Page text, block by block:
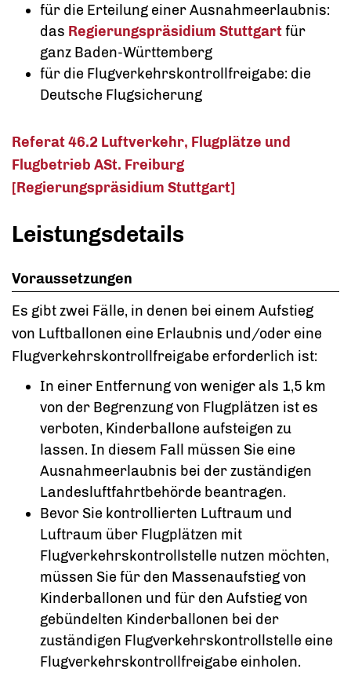
für die Erteilung einer Ausnahmeerlaubnis:
das Regierungspräsidium Stuttgartfür
ganz Baden-Württemberg
für die Flugverkehrskontrollfreigabe: die
Deutsche Flugsicherung
Referat 46.2 Luftverkehr, Flugplätze und
Flugbetrieb ASt. Freiburg
[Regierungspräsidium Stuttgart]
Leistungsdetails
Voraussetzungen
Es gibt zwei Fälle, in denen bei einem Aufstieg
von Luftballonen eine Erlaubnis und/oder eine
Flugverkehrskontrollfreigabe erforderlich ist:
In einer Entfernung von weniger als 1,5 km
von der Begrenzung von Flugplätzen ist es
verboten, Kinderballone aufsteigen zu
lassen. In diesem Fall müssen Sie eine
Ausnahmeerlaubnis bei der zuständigen
Landesluftfahrtbehörde beantragen.
Bevor Sie kontrollierten Luftraum und
Luftraum über Flugplätzen mit
Flugverkehrskontrollstelle nutzen möchten,
müssen Sie für den Massenaufstieg von
Kinderballonen und für den Aufstieg von
gebündelten Kinderballonen bei der
zuständigen Flugverkehrskontrollstelle eine
Flugverkehrskontrollfreigabe einholen.